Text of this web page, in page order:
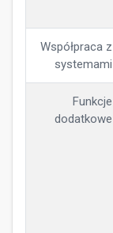
Współpraca z
systemami
Funkcje
dodatkowe